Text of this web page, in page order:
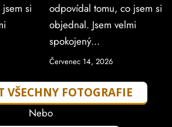
si
odpovídal tomu, co jsem si
objednal. Jsem velmi
spokojený...
Červenec 14, 2026
VŠECHNY FOTOGRAFIE
Nebo